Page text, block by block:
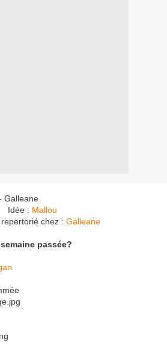
Idée : Mallou
chez : Galleane
passée?